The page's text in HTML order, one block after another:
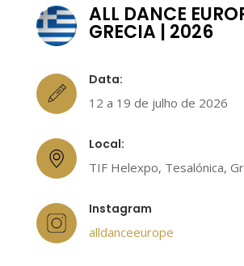
ALL DANCE
GRECIA | 2026
Data:
12 a 19 de julho de 2026
Local:
TIF Helexpo, Tesalónica,
Instagram
alldanceeurope